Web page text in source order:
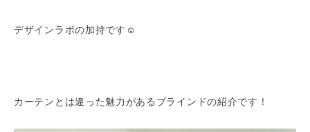
デザインラボの加持です☺️
カーテンとは違った魅力があるブラインドの紹介です！